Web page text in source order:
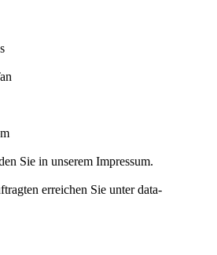
Sie in unserem Impressum.
erreichen Sie unter data-